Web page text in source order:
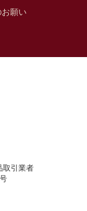
願い
取引業者